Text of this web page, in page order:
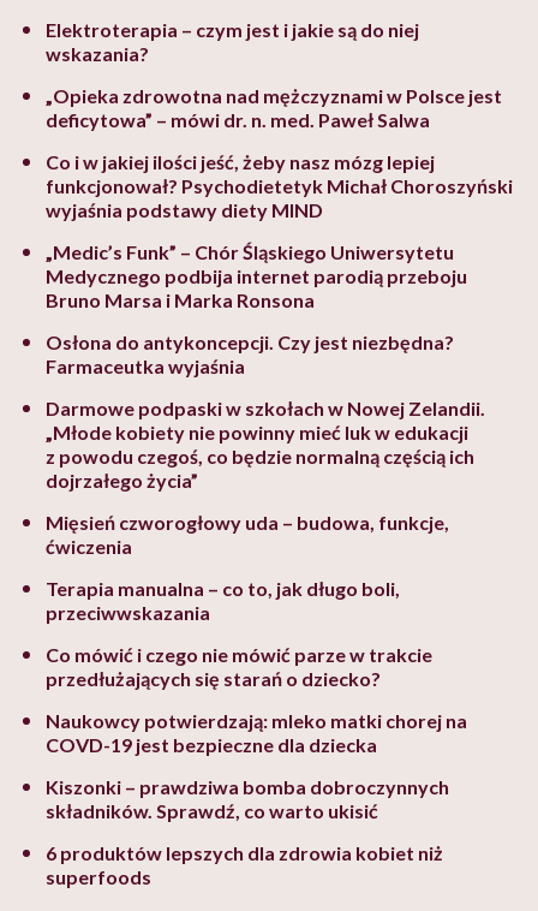
Elektroterapia – czym jest i jakie są do niej
wskazania?
„Opieka zdrowotna nad mężczyznami w Polsce jest
deficytowa” – mówi dr. n. med. Paweł Salwa
Co i w jakiej ilości jeść, żeby nasz mózg lepiej
funkcjonował? Psychodietetyk Michał Choroszyński
wyjaśnia podstawy diety MIND
„Medic’s Funk” – Chór Śląskiego Uniwersytetu
Medycznego podbija internet parodią przeboju
Bruno Marsa i Marka Ronsona
Osłona do antykoncepcji. Czy jest niezbędna?
Farmaceutka wyjaśnia
Darmowe podpaski w szkołach w Nowej Zelandii.
„Młode kobiety nie powinny mieć luk w edukacji
z powodu czegoś, co będzie normalną częścią ich
dojrzałego życia”
Mięsień czworogłowy uda – budowa, funkcje,
ćwiczenia
Terapia manualna – co to, jak długo boli,
przeciwwskazania
Co mówić i czego nie mówić parze w trakcie
przedłużających się starań o dziecko?
Naukowcy potwierdzają: mleko matki chorej na
COVD-19 jest bezpieczne dla dziecka
Kiszonki – prawdziwa bomba dobroczynnych
składników. Sprawdź, co warto ukisić
6 produktów lepszych dla zdrowia kobiet niż
superfoods